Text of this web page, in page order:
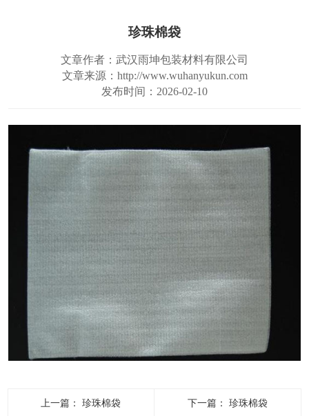
珍珠棉袋
文章作者：武汉雨坤包装材料有限公司
文章来源：http://www.wuhanyukun.com
发布时间：2026-02-10
上一篇：珍珠棉袋 下一篇：珍珠棉袋